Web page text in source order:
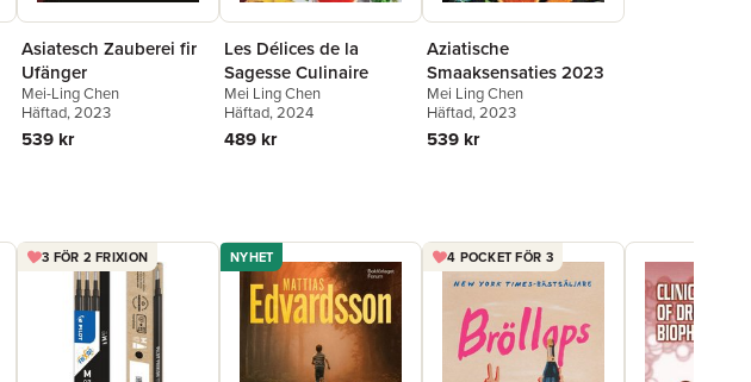
Asiatesch Zauberei fir
Ufänger
Mei-Ling Chen
Häftad, 2023
539 kr
Les Délices de la
Sagesse Culinaire
Mei Ling Chen
Häftad, 2024
489 kr
Aziatische
Smaaksensaties 2023
Mei Ling Chen
Häftad, 2023
539 kr
3 FÖR 2 FRIXION NYHET 4 POCKET FÖR 3